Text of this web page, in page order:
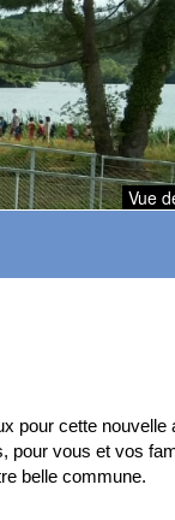
Vue
pour cette
pour vous et vos
belle commune.